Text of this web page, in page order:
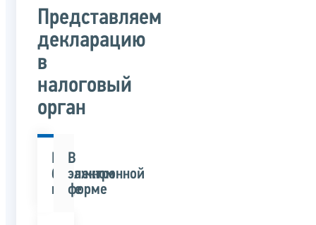
Представляем
декларацию
в
налоговый
орган
В
бумажном
виде
В
электронной
форме